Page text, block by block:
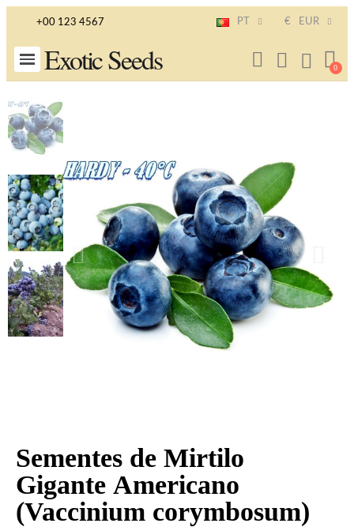
+00 123 4567 PT € EUR
Exotic Seeds
Sementes de Mirtilo
Gigante Americano
(Vaccinium corymbosum)